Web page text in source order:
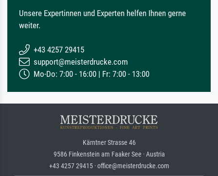
Unsere Expertinnen und Experten helfen Ihnen gerne
weiter.
+43 4257 29415
support@meisterdrucke.com
Mo-Do: 7:00 - 16:00 | Fr: 7:00 - 13:00
Kärntner Strasse 46
9586 Finkenstein am Faaker See · Austria
+43 4257 29415 · office@meisterdrucke.com